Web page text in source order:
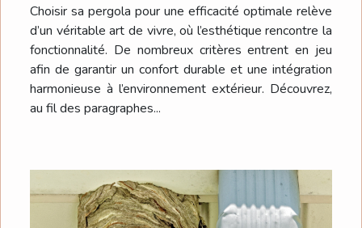
Choisir sa pergola pour une efficacité optimale relève
d’un véritable art de vivre, où l’esthétique rencontre la
fonctionnalité. De nombreux critères entrent en jeu
afin de garantir un confort durable et une intégration
harmonieuse à l’environnement extérieur. Découvrez,
au fil des paragraphes...